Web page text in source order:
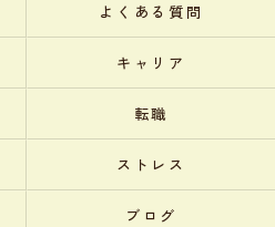
よくある質問
キャリア
転職
ストレス
ブログ